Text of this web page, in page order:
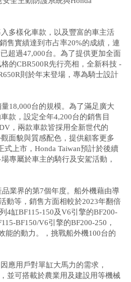
多樣化車款，以及豐富的車主活
售實績達到市占率20%的成績，連
超過47,000台。為了提供更加全面
的CBR500R先行亮相，全新科技 -
則於年末登場，專為騎士設計
18,000台的規模。為了滿足廣大
款，設定全年4,200台的銷售目
，兩款車款皆採用全新世代的
面貌與質感配色，提供顧客更多
上市，Honda Taiwan預計於後續
專屬於車主的騎行及安駕活動，
業界的第7個年度。船外機藉由導
動等，銷售方面相較於2023年翻倍
4缸BF115-150及V6引擎的BF200-
BF150/V6引擎的BF200-250，
能的動力。，挑戰船外機100台的
應用戶對單缸大馬力的需求，
並可搭載於農業用及建設用等機械